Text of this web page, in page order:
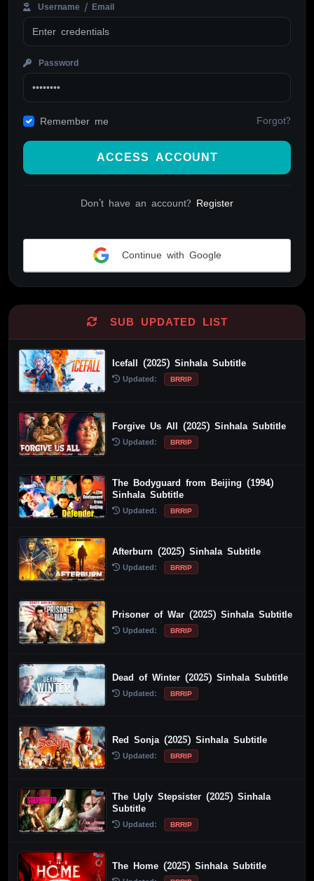
Username / Email
Password
Remember me Forgot?
ACCESS ACCOUNT
Don't have an account? Register
Continue with Google
SUB UPDATED LIST
Icefall (2025) Sinhala Subtitle
Updated: BRRIP
Forgive Us All (2025) Sinhala Subtitle
Updated: BRRIP
The Bodyguard from Beijing (1994)
Sinhala Subtitle
Updated: BRRIP
Afterburn (2025) Sinhala Subtitle
Updated: BRRIP
Prisoner of War (2025) Sinhala Subtitle
Updated: BRRIP
Dead of Winter (2025) Sinhala Subtitle
Updated: BRRIP
Red Sonja (2025) Sinhala Subtitle
Updated: BRRIP
The Ugly Stepsister (2025) Sinhala
Subtitle
Updated: BRRIP
The Home (2025) Sinhala Subtitle